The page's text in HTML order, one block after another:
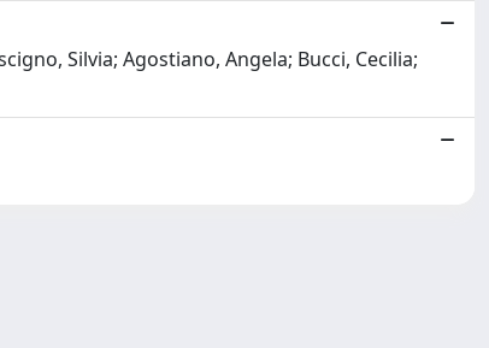
Silvia; Agostiano, Angela; Bucci, Cecilia;